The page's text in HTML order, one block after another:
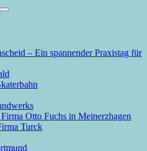
– Ein spannender Praxistag für
Otto Fuchs in Meinerzhagen
Turck